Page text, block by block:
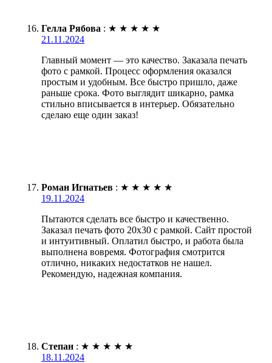
Гелла Рябова : ★ ★ ★ ★ ★
21.11.2024
Главный момент — это качество. Заказала печать
фото с рамкой. Процесс оформления оказался
простым и удобным. Все быстро пришло, даже
раньше срока. Фото выглядит шикарно, рамка
стильно вписывается в интерьер. Обязательно
сделаю еще один заказ!
Роман Игнатьев : ★ ★ ★ ★ ★
19.11.2024
Пытаются сделать все быстро и качественно.
Заказал печать фото 20х30 с рамкой. Сайт простой
и интуитивный. Оплатил быстро, и работа была
выполнена вовремя. Фотография смотрится
отлично, никаких недостатков не нашел.
Рекомендую, надежная компания.
Степан : ★ ★ ★ ★ ★
18.11.2024